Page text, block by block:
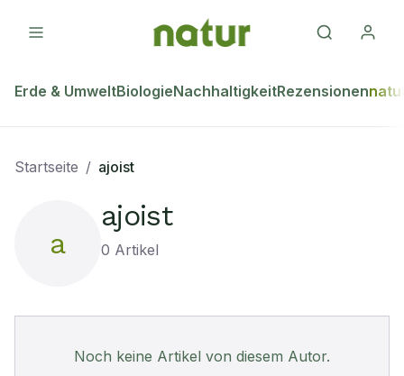
Erde & UmweltBiologieNachhaltigkeitRezensionen
Startseite / ajoist
a
ajoist
0 Artikel
Noch keine Artikel von diesem Autor.